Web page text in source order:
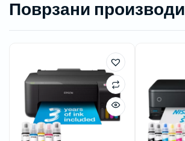
Поврзани производи